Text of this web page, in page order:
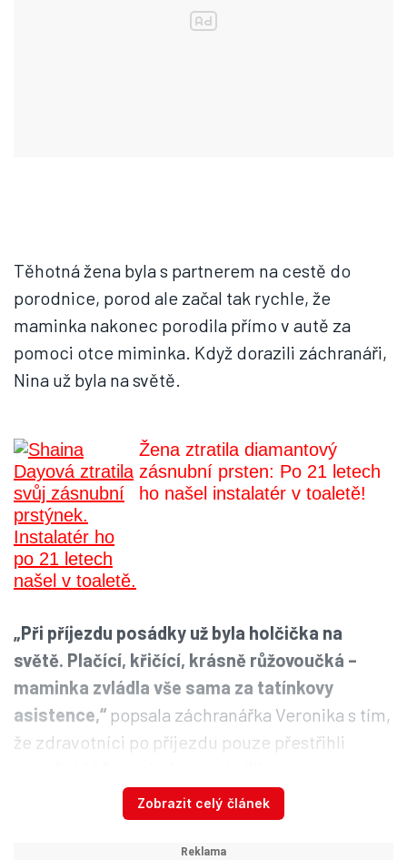
Těhotná žena byla s partnerem na cestě do
porodnice, porod ale začal tak rychle, že
maminka nakonec porodila přímo v autě za
pomoci otce miminka. Když dorazili záchranáři,
Nina už byla na světě.
Žena ztratila diamantový
zásnubní prsten: Po 21 letech
ho našel instalatér v toaletě!
„Při příjezdu posádky už byla holčička na
světě. Plačící, křičící, krásně růžovoučká –
maminka zvládla vše sama za tatínkovy
asistence,“ popsala záchranářka Veronika s tím,
že zdravotníci po příjezdu pouze přestřihli
maminkou je odvezli do nemocnice.
Zobrazit celý článek